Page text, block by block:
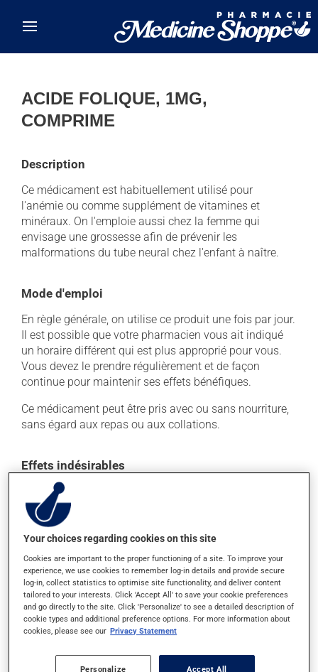
ACIDE FOLIQUE, 1MG,
COMPRIME
Description
Ce médicament est habituellement utilisé pour
l'anémie ou comme supplément de vitamines et
minéraux. On l'emploie aussi chez la femme qui
envisage une grossesse afin de prévenir les
malformations du tube neural chez l'enfant à naître.
Mode d'emploi
En règle générale, on utilise ce produit une fois par jour.
Il est possible que votre pharmacien vous ait indiqué
un horaire différent qui est plus approprié pour vous.
Vous devez le prendre régulièrement et de façon
continue pour maintenir ses effets bénéfiques.
Ce médicament peut être pris avec ou sans nourriture,
sans égard aux repas ou aux collations.
Effets indésirables
Ce produit est généralement bien toléré et il est rare
que des effets secondaires soient rapportés par ceux
qui l'utilisent. À l'occasion, des réactions mineures
peuvent survenir, mais elles disparaissent d'elles-
mêmes rapidement, sans intervention. Si vous croyez
que ce produit est la cause d'un problème qui vous
incommode, n'hésitez pas à en parler avec vos
professionnels de la santé. Ils pourront vous aider à
déterminer si votre traitement en est la source et, au
besoin, vous aider à bien gérer la situation.
Your choices regarding cookies on this site
Cookies are important to the proper functioning of a site. To improve your
experience, we use cookies to remember log-in details and provide secure
log-in, collect statistics to optimise site functionality, and deliver content
tailored to your interests. Click 'Accept All' to save your cookie preferences
and go directly to the site. Click 'Personalize' to see a detailed description of
cookie types and additional preference options. For more information about
cookies, please see our Privacy Statement
Personalize Accept All